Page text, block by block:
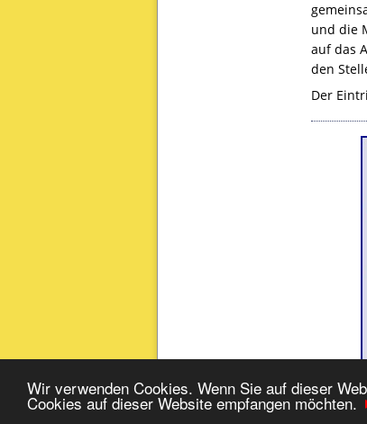
Wir verwenden Cookies. Wenn Sie auf dieser
Cookies auf dieser Website empfangen möchten.
und die
auf das
den
Der
| |Impressum|